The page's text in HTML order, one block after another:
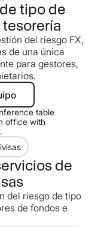
tipo de
del riesgo FX,
de una única
para gestores,
nuestro equipo
de
del riesgo de tipo
de fondos e